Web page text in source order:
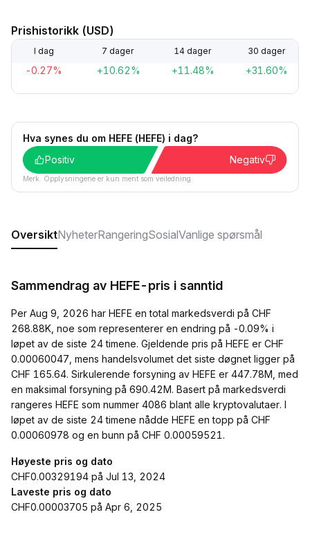
Prishistorikk (USD)
I dag 7 dager 14 dager 30 dager
-0.27% +10.62% +11.48% +31.60%
Hva synes du om HEFE (HEFE) i dag?
Positiv
Negativ
Merk: Opplysningene er kun ment som veiledning.
OversiktNyheterRangeringSosialVanlige spørsmål
Sammendrag av HEFE-pris i sanntid
Per Aug 9, 2026 har HEFE en total markedsverdi på CHF
268.88K, noe som representerer en endring på -0.09% i
løpet av de siste 24 timene. Gjeldende pris på HEFE er CHF
0.00060047, mens handelsvolumet det siste døgnet ligger på
CHF 165.64. Sirkulerende forsyning av HEFE er 447.78M, med
en maksimal forsyning på 690.42M. Basert på markedsverdi
rangeres HEFE som nummer 4086 blant alle kryptovalutaer. I
løpet av de siste 24 timene nådde HEFE en topp på CHF
0.00060978 og en bunn på CHF 0.00059521.
Høyeste pris og dato
CHF0.00329194 på Jul 13, 2024
Laveste pris og dato
CHF0.00003705 på Apr 6, 2025